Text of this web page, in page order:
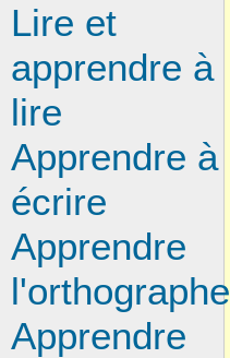
Lire et
apprendre à
lire
Apprendre à
écrire
Apprendre
l'orthographe
Apprendre